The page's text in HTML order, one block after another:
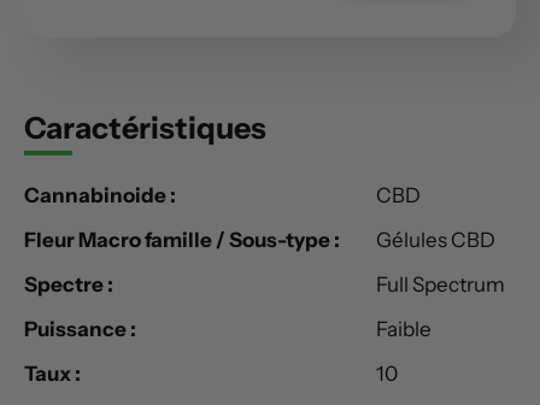
Caractéristiques
Cannabinoide :
CBD
Fleur Macro famille / Sous-type :
Gélules CBD
Spectre :
Full Spectrum
Puissance :
Faible
Taux :
10